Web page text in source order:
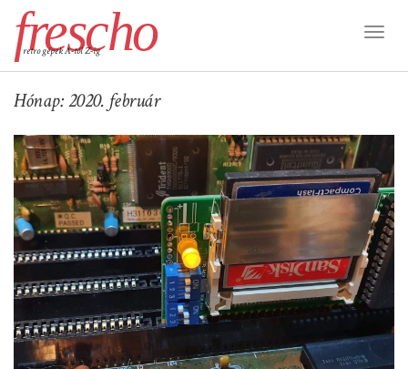
frescho
retro gépek A-tól Z-ig
Hónap:2020. február